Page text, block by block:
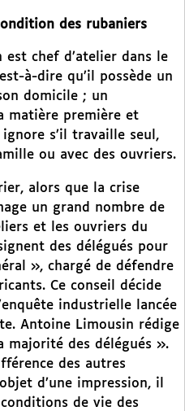
des rubaniers
chef d’atelier dans le
à-dire qu’il possède un
domicile ; un
matière première et
s’il travaille seul,
ou avec des ouvriers.
alors que la crise
un grand nombre de
et les ouvriers du
des délégués pour
», chargé de défendre
Ce conseil décide
industrielle lancée
Antoine Limousin rédige
majorité des délégués ».
des autres
d’une impression, il
de vie des